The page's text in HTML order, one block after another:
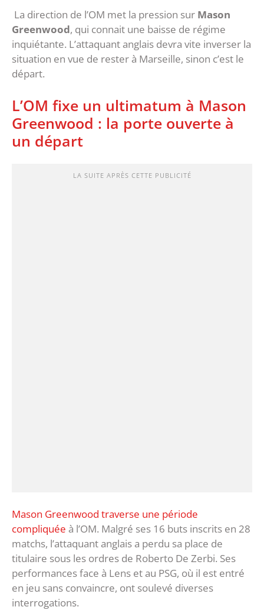
La direction de l’OM met la pression sur Mason
Greenwood, qui connait une baisse de régime
inquiétante. L’attaquant anglais devra vite inverser la
situation en vue de rester à Marseille, sinon c’est le
départ.
L’OM fixe un ultimatum à Mason
Greenwood : la porte ouverte à
un départ
LA SUITE APRÈS CETTE PUBLICITÉ
Mason Greenwood traverse une période
compliquée à l’OM. Malgré ses 16 buts inscrits en 28
matchs, l’attaquant anglais a perdu sa place de
titulaire sous les ordres de Roberto De Zerbi. Ses
performances face à Lens et au PSG, où il est entré
en jeu sans convaincre, ont soulevé diverses
interrogations.